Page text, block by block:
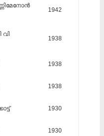
1942
വി
1938
1938
1938
1930
1930